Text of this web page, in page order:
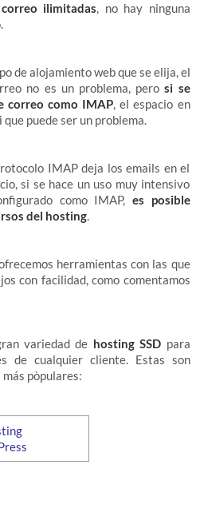
ilimitadas, no hay ninguna
de alojamiento web que se elija, el
no es un problema, pero si se
correo como IMAP, el espacio en
puede ser un problema.
IMAP deja los emails en el
si se hace un uso muy intensivo
como IMAP, es posible
del hosting.
herramientas con las que
con facilidad, como comentamos
variedad de hosting SSD para
de cualquier cliente. Estas son
pòpulares: